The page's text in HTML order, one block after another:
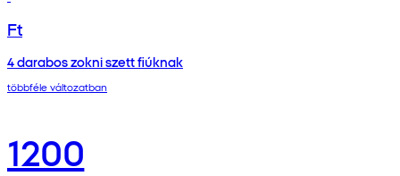
Ft
4 darabos zokni szett fiúknak
többféle változatban
1200